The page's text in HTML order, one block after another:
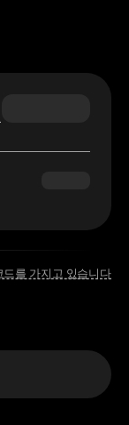
드를 가지고 있습니다